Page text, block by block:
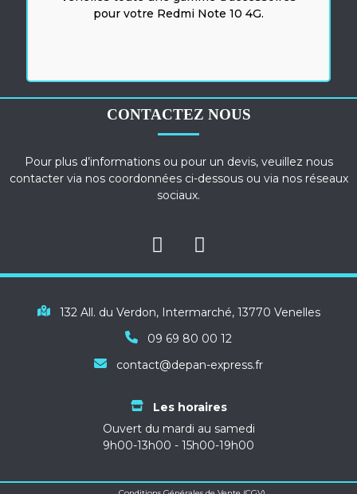
pour votre Redmi Note 10 4G.
CONTACTEZ NOUS
Pour plus d’informations ou pour un devis, veuillez nous
contacter via nos coordonnées ci-dessous ou via nos réseaux
sociaux.
132 All. du Verdon, Intermarché, 13770 Venelles
09 69 80 00 12
contact@depan-express.fr
Les horaires
Ouvert du mardi au samedi
9h00-13h00 - 15h00-19h00